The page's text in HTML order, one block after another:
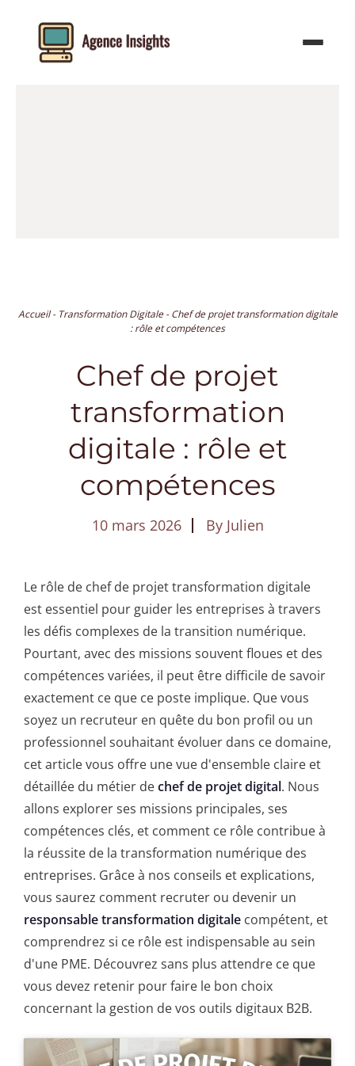
contenu
Accueil- Transformation Digitale-Chef de projet transformation digitale
: rôle et compétences
Chef de projet
transformation
digitale : rôle et
compétences
10 mars 2026 By Julien
Le rôle de chef de projet transformation digitale
est essentiel pour guider les entreprises à travers
les défis complexes de la transition numérique.
Pourtant, avec des missions souvent floues et des
compétences variées, il peut être difficile de savoir
exactement ce que ce poste implique. Que vous
soyez un recruteur en quête du bon profil ou un
professionnel souhaitant évoluer dans ce domaine,
cet article vous offre une vue d'ensemble claire et
détaillée du métier dechef de projet digital. Nous
allons explorer ses missions principales, ses
compétences clés, et comment ce rôle contribue à
la réussite de la transformation numérique des
entreprises. Grâce à nos conseils et explications,
vous saurez comment recruter ou devenir un
responsable transformation digitale compétent, et
comprendrez si ce rôle est indispensable au sein
d'une PME. Découvrez sans plus attendre ce que
vous devez retenir pour faire le bon choix
concernant la gestion de vos outils digitaux B2B.